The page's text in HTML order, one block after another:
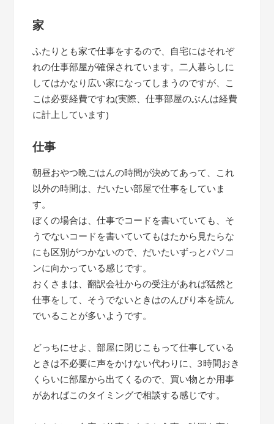
家
ふたりとも家で仕事をするので、自宅にはそれぞ
れの仕事部屋が確保されています。二人暮らしに
してはかなり広い家になってしまうのですが、こ
こは必要経費ですね(実際、仕事部屋のぶんは経費
に計上しています)
仕事
朝昼おやつ晩ごはんの時間が決めてあって、これ
以外の時間は、だいたい部屋で仕事をしていま
す。
ぼくの場合は、仕事でコードを書いていても、そ
うでないコードを書いていてもはたから見たらな
にも区別がつかないので、だいたいずっとパソコ
ンに向かっている感じです。
おくさまは、翻訳会社からの受注があれば猛然と
仕事をして、そうでないときはのんびり本を読ん
でいることが多いようです。
どっちにせよ、部屋に閉じこもって仕事している
ときは不必要に声をかけない代わりに、3時間おき
くらいに部屋から出てくるので、買い物とか用事
があればこのタイミングで相談する感じです。